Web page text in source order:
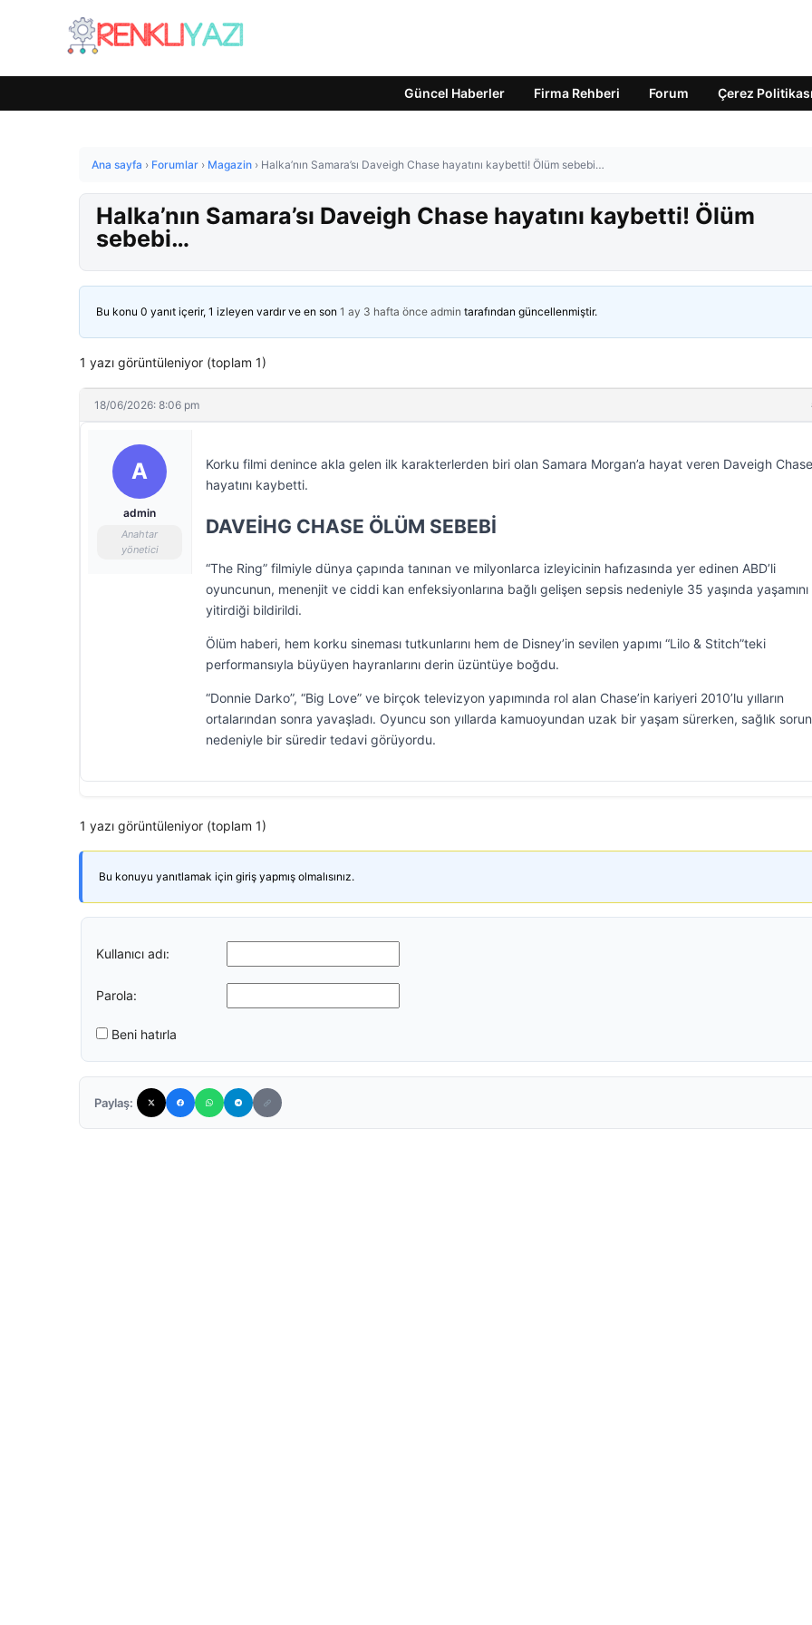
Güncel Haberler Firma Rehberi Forum Çerez Politikası
Ana sayfa › Forumlar › Magazin › Halka’nın Samara’sı Daveigh Chase hayatını kaybetti! Ölüm sebebi…
Halka’nın Samara’sı Daveigh Chase hayatını kaybetti! Ölüm
sebebi…
Bu konu 0 yanıt içerir, 1 izleyen vardır ve en son 1 ay 3 hafta önce admin tarafından güncellenmiştir.
1 yazı görüntüleniyor (toplam 1)
18/06/2026: 8:06 pm
A
admin
Anahtar
yönetici
Korku filmi denince akla gelen ilk karakterlerden biri olan Samara Morgan’a hayat veren Daveigh Chase
hayatını kaybetti.
DAVEİHG CHASE ÖLÜM SEBEBİ
“The Ring” filmiyle dünya çapında tanınan ve milyonlarca izleyicinin hafızasında yer edinen ABD’li
oyuncunun, menenjit ve ciddi kan enfeksiyonlarına bağlı gelişen sepsis nedeniyle 35 yaşında yaşamını
yitirdiği bildirildi.
Ölüm haberi, hem korku sineması tutkunlarını hem de Disney’in sevilen yapımı “Lilo & Stitch”teki
performansıyla büyüyen hayranlarını derin üzüntüye boğdu.
“Donnie Darko”, “Big Love” ve birçok televizyon yapımında rol alan Chase’in kariyeri 2010’lu yılların
ortalarından sonra yavaşladı. Oyuncu son yıllarda kamuoyundan uzak bir yaşam sürerken, sağlık
nedeniyle bir süredir tedavi görüyordu.
1 yazı görüntüleniyor (toplam 1)
Bu konuyu yanıtlamak için giriş yapmış olmalısınız.
Kullanıcı adı:
Parola:
Beni hatırla
Paylaş: